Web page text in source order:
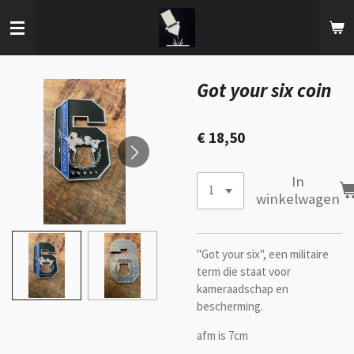
direct
hoofdinhoud
Got your six coin
€ 18,50
In
winkelwagen
"Got your six", een militaire
term die staat voor
kameraadschap en
bescherming.
afm is 7cm